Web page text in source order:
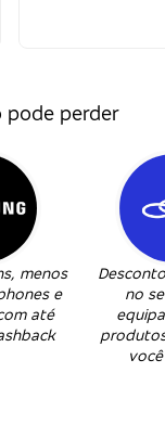
pode perder
menos
e
até
no